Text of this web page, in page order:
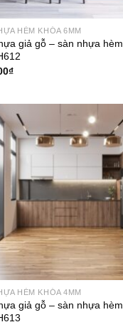
HÈM KHÓA 6MM
giả gỗ – sàn nhựa hèm
₫
HÈM KHÓA 4MM
giả gỗ – sàn nhựa hèm